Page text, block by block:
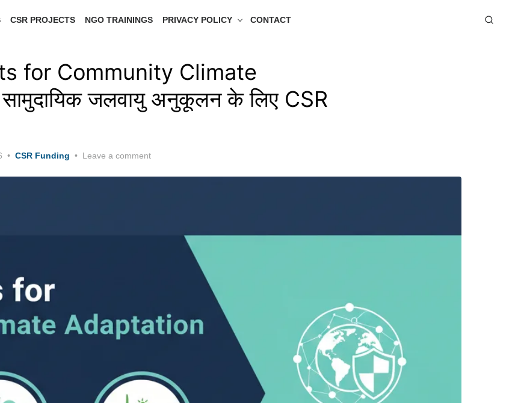
CSR PROJECTS NGO TRAININGS PRIVACY POLICY CONTACT
for Community Climate
जलवायु अनुकूलन के लिए CSR
CSR Funding Leave a comment